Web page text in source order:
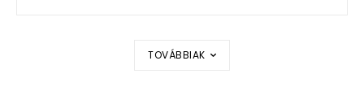
TOVÁBBIAK